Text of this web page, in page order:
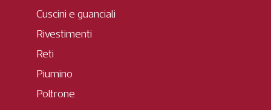
Cuscini e guanciali
Rivestimenti
Reti
Piumino
Poltrone